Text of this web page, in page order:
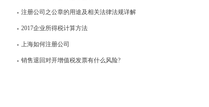
注册公司之公章的用途及相关法律法规详解
2017企业所得税计算方法
上海如何注册公司
销售退回对开增值税发票有什么风险?